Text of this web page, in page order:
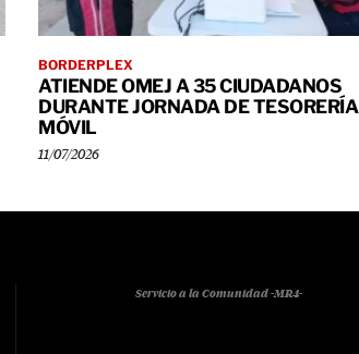
BORDERPLEX
ATIENDE OMEJ A 35 CIUDADANOS
DURANTE JORNADA DE TESORERÍA
MÓVIL
11/07/2026
Servicio a la Comunidad -MR4-